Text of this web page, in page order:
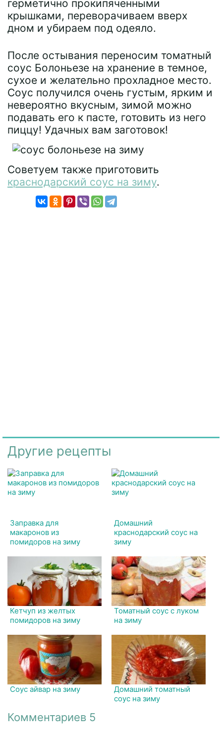
герметично прокипяченными
крышками, переворачиваем вверх
дном и убираем под одеяло.
После остывания переносим томатный
соус Болоньезе на хранение в темное,
сухое и желательно прохладное место.
Соус получился очень густым, ярким и
невероятно вкусным, зимой можно
подавать его к пасте, готовить из него
пиццу! Удачных вам заготовок!
Советуем также приготовить
краснодарский соус на зиму.
Другие рецепты
Заправка для
макаронов из
помидоров на зиму
Домашний
краснодарский соус на
зиму
Кетчуп из желтых
помидоров на зиму
Томатный соус с луком
на зиму
Соус айвар на зиму
Домашний томатный
соус на зиму
Комментариев 5